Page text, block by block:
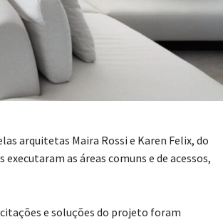
arquitetas Maira Rossi e Karen Felix, do
as áreas comuns e de acessos,
e soluções do projeto foram